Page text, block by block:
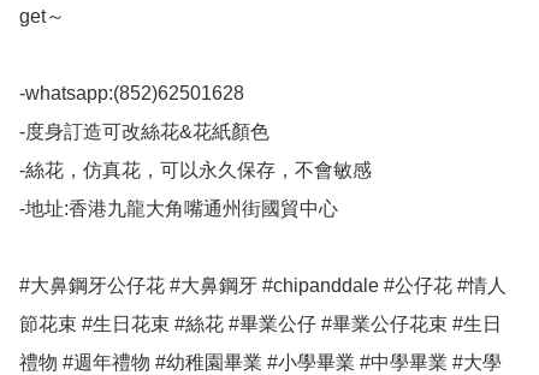
get～
-whatsapp:(852)62501628
-度身訂造可改絲花&花紙顏色
-絲花，仿真花，可以永久保存，不會敏感
-地址:香港九龍大角嘴通州街國貿中心
#大鼻鋼牙公仔花 #大鼻鋼牙 #chipanddale #公仔花 #情人
節花束 #生日花束 #絲花 #畢業公仔 #畢業公仔花束 #生日
禮物 #週年禮物 #幼稚園畢業 #小學畢業 #中學畢業 #大學